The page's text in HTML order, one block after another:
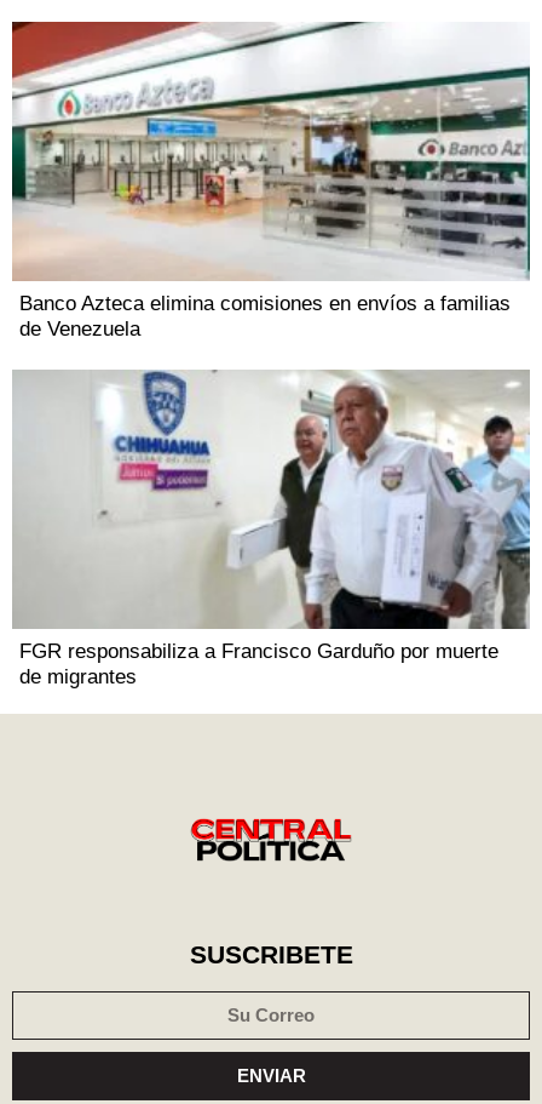
Banco Azteca elimina comisiones en envíos a familias
de Venezuela
FGR responsabiliza a Francisco Garduño por muerte
de migrantes
SUSCRIBETE
ENVIAR